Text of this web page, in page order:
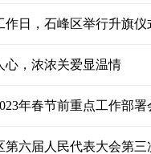
作日，石峰区举行升旗仪
心，浓浓关爱显温情
年春节前重点工作部署
第六届人民代表大会第三